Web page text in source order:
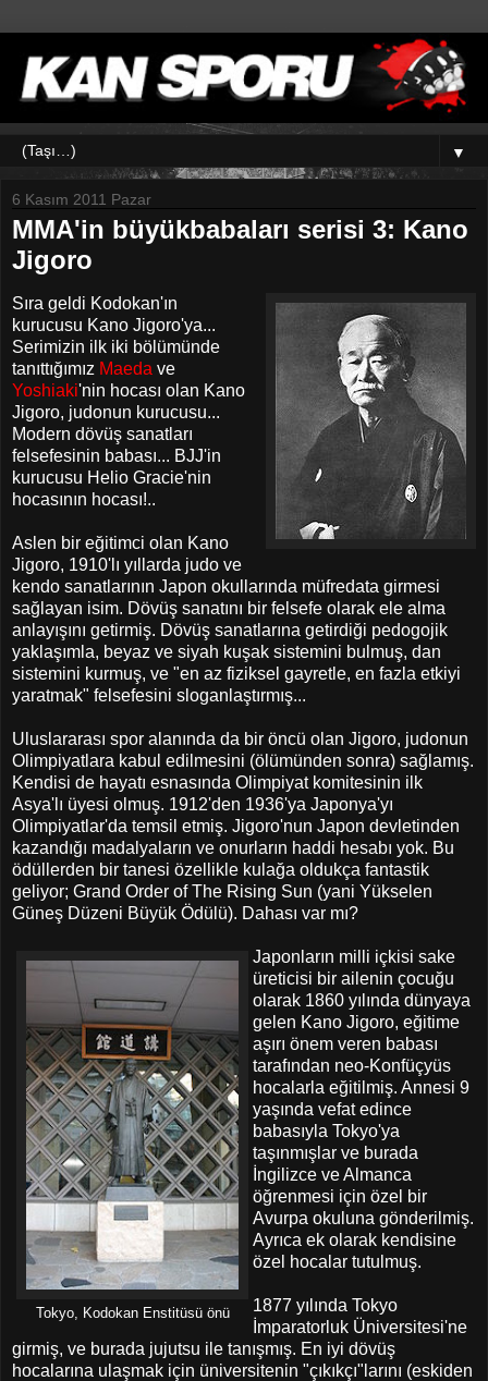
▼
6 Kasım 2011 Pazar
MMA'in büyükbabaları serisi 3: Kano
Jigoro
Sıra geldi Kodokan'ın
kurucusu Kano Jigoro'ya...
Serimizin ilk iki bölümünde
tanıttığımız Maeda ve
Yoshiaki'nin hocası olan Kano
Jigoro, judonun kurucusu...
Modern dövüş sanatları
felsefesinin babası... BJJ'in
kurucusu Helio Gracie'nin
hocasının hocası!..
Aslen bir eğitimci olan Kano
Jigoro, 1910'lı yıllarda judo ve
kendo sanatlarının Japon okullarında müfredata girmesi
sağlayan isim. Dövüş sanatını bir felsefe olarak ele alma
anlayışını getirmiş. Dövüş sanatlarına getirdiği pedogojik
yaklaşımla, beyaz ve siyah kuşak sistemini bulmuş, dan
sistemini kurmuş, ve "en az fiziksel gayretle, en fazla etkiyi
yaratmak" felsefesini sloganlaştırmış...
Uluslararası spor alanında da bir öncü olan Jigoro, judonun
Olimpiyatlara kabul edilmesini (ölümünden sonra) sağlamış.
Kendisi de hayatı esnasında Olimpiyat komitesinin ilk
Asya'lı üyesi olmuş. 1912'den 1936'ya Japonya'yı
Olimpiyatlar'da temsil etmiş. Jigoro'nun Japon devletinden
kazandığı madalyaların ve onurların haddi hesabı yok. Bu
ödüllerden bir tanesi özellikle kulağa oldukça fantastik
geliyor; Grand Order of The Rising Sun (yani Yükselen
Güneş Düzeni Büyük Ödülü). Dahası var mı?
Tokyo, Kodokan Enstitüsü önü
Japonların milli içkisi sake
üreticisi bir ailenin çocuğu
olarak 1860 yılında dünyaya
gelen Kano Jigoro, eğitime
aşırı önem veren babası
tarafından neo-Konfüçyüs
hocalarla eğitilmiş. Annesi 9
yaşında vefat edince
babasıyla Tokyo'ya
taşınmışlar ve burada
İngilizce ve Almanca
öğrenmesi için özel bir
Avurpa okuluna gönderilmiş.
Ayrıca ek olarak kendisine
özel hocalar tutulmuş.
1877 yılında Tokyo
İmparatorluk Üniversitesi'ne
girmiş, ve burada jujutsu ile tanışmış. En iyi dövüş
hocalarına ulaşmak için üniversitenin "çıkıkçı"larını (eskiden